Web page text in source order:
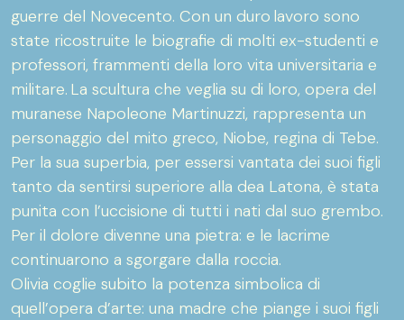
guerre del Novecento. Con un duro lavoro sono
state ricostruite le biografie di molti ex-studenti e
professori, frammenti della loro vita universitaria e
militare. La scultura che veglia su di loro, opera del
muranese Napoleone Martinuzzi, rappresenta un
personaggio del mito greco, Niobe, regina di Tebe.
Per la sua superbia, per essersi vantata dei suoi figli
tanto da sentirsi superiore alla dea Latona, è stata
punita con l’uccisione di tutti i nati dal suo grembo.
Per il dolore divenne una pietra: e le lacrime
continuarono a sgorgare dalla roccia.
Olivia coglie subito la potenza simbolica di
quell’opera d’arte: una madre che piange i suoi figli